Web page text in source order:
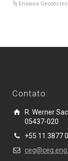
Ensaios
Contato:
R. Werner
05437-020
+55 11 3877